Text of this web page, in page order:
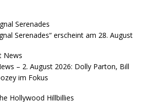
Serenades“ erscheint am 28. August
– 2. August 2026: Dolly Parton, Bill
im Fokus